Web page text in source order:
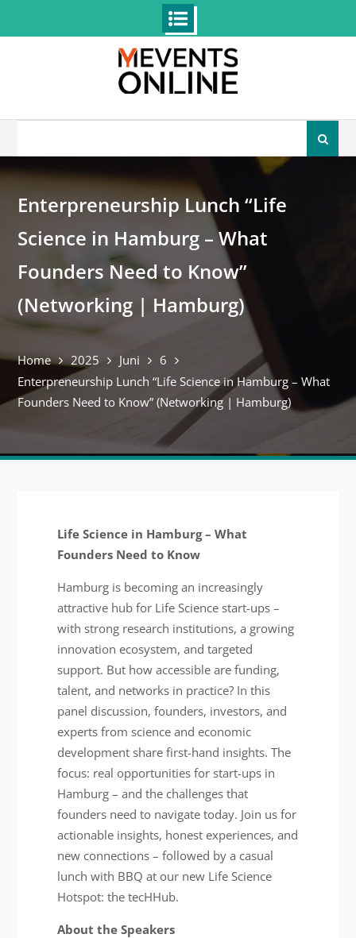
Enterpreneurship Lunch “Life
Science in Hamburg – What
Founders Need to Know”
(Networking | Hamburg)
Home 2025 Juni
6
Enterpreneurship Lunch “Life Science in Hamburg – What
Founders Need to Know” (Networking | Hamburg)
Life Science in Hamburg – What
Founders Need to Know
Hamburg is becoming an increasingly
attractive hub for Life Science start-ups –
with strong research institutions, a growing
innovation ecosystem, and targeted
support. But how accessible are funding,
talent, and networks in practice? In this
panel discussion, founders, investors, and
experts from science and economic
development share first-hand insights. The
focus: real opportunities for start-ups in
Hamburg – and the challenges that
founders need to navigate today. Join us for
actionable insights, honest experiences, and
new connections – followed by a casual
lunch with BBQ at our new Life Science
Hotspot: the tecHHub.
About the Speakers